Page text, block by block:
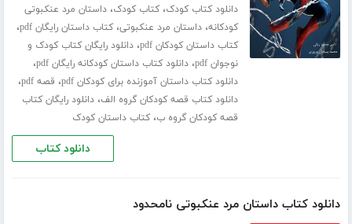
دانلود کتاب کودک،کتاب کودک،داستان مرد عنکبوتی
کودکانه،داستان مرد عنکبوتی،کتاب داستان رایگان pdf ،
کتاب داستان کودکان pdf ،دانلود رایگان کتاب کودک و
نوجوان pdf
،دانلود کتاب داستان کودکانه رایگان pdf ،
دانلود کتاب داستان آموزنده برای کودکان pdf ، قصه pdf ،
دانلود کتاب قصه کودکان گروه الف،دانلود رایگان کتاب
قصه کودکان گروه ب،کتاب داستان کودک
دانلود کتاب
دانلود کتاب داستان مرد عنکبوتی نامحدود